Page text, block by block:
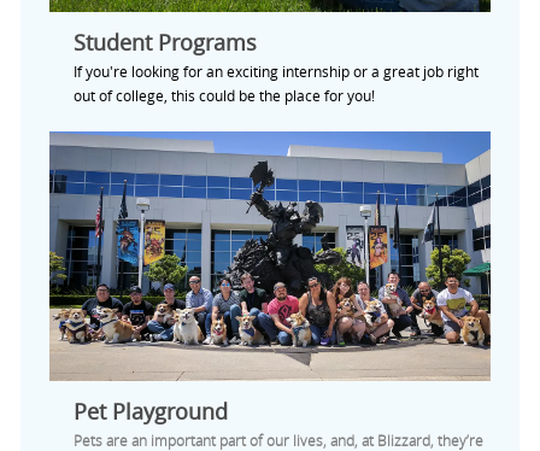
Student Programs
If you're looking for an exciting internship or a great job right
out of college, this could be the place for you!
Pet Playground
Pets are an important part of our lives, and, at Blizzard, they’re